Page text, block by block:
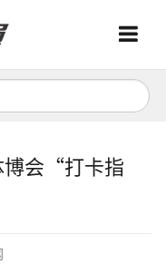
博会“打卡指